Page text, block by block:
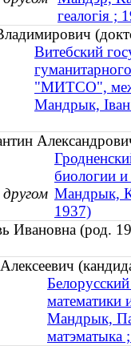
геалогія
Витебский
"МИТСО",
Мандрык, Іван
биологии и
Мандрык,
1937)
Ивановна (род.
математики
Мандрык,
матэматыка